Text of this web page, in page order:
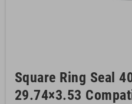
Square Ring Seal
29.74×3.53